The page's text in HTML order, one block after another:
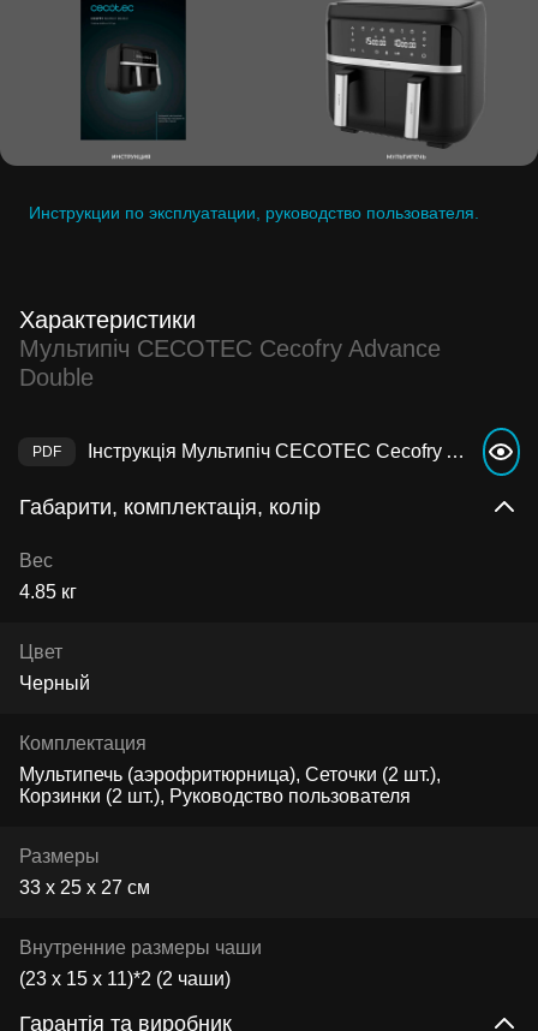
Инструкции по эксплуатации, руководство пользователя.
Характеристики
Мультипіч CECOTEC Cecofry Advance
Double
Інструкція Мультипіч CECOTEC Cecofry Advance Double
Габарити, комплектація, колір
Вес
4.85 кг
Цвет
Черный
Комплектация
Мультипечь (аэрофритюрница), Сеточки (2 шт.),
Корзинки (2 шт.), Руководство пользователя
Размеры
33 х 25 х 27 см
Внутренние размеры чаши
(23 х 15 х 11)*2 (2 чаши)
Гарантія та виробник